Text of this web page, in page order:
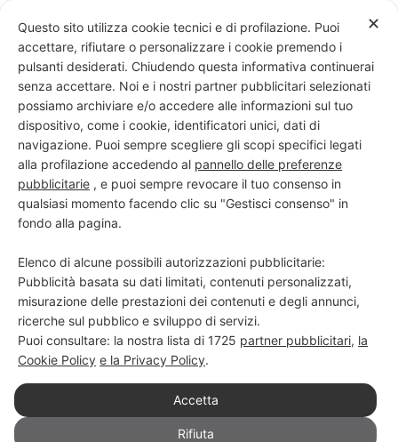
content
PROGETTO NERO SU BIANCO
Scuola di scrittura e creatività
✕
Questo sito utilizza cookie tecnici e di profilazione. Puoi
accettare, rifiutare o personalizzare i cookie premendo i
pulsanti desiderati. Chiudendo questa informativa continuerai
senza accettare. Noi e i nostri partner pubblicitari selezionati
possiamo archiviare e/o accedere alle informazioni sul tuo
dispositivo, come i cookie, identificatori unici, dati di
navigazione. Puoi sempre scegliere gli scopi specifici legati
alla profilazione accedendo al pannello delle preferenze
pubblicitarie , e puoi sempre revocare il tuo consenso in
qualsiasi momento facendo clic su "Gestisci consenso" in
fondo alla pagina.
Elenco di alcune possibili autorizzazioni pubblicitarie:
Pubblicità basata su dati limitati, contenuti personalizzati,
misurazione delle prestazioni dei contenuti e degli annunci,
ricerche sul pubblico e sviluppo di servizi.
Puoi consultare: la nostra lista di 1725 partner pubblicitari, la
Cookie Policy e la Privacy Policy.
Accetta
Rifiuta